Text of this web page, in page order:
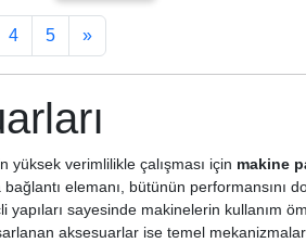
4 5 »
verimlilikle çalışması için makine
elemanı, bütünün performansını
sayesinde makinelerin kullanım
aksesuarlar ise temel